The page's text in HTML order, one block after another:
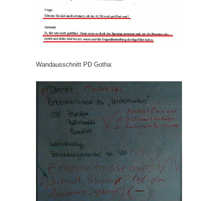
Wandausschnitt PD Gotha: